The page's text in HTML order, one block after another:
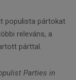
populista pártokat
releváns, a
párttal.
Parties in